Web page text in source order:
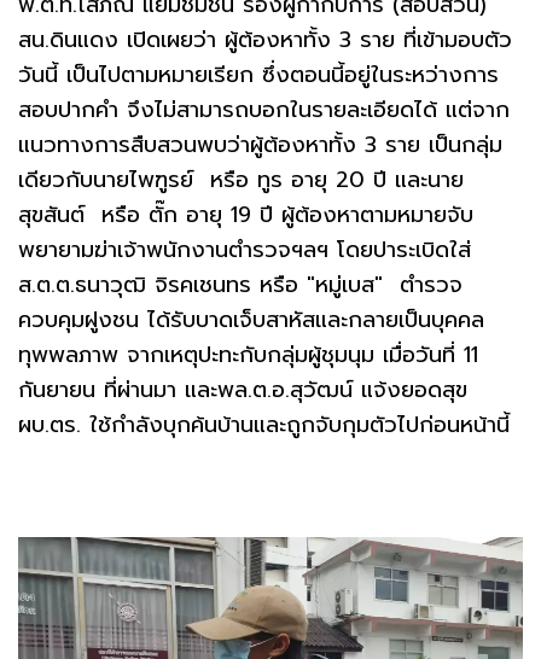
สน.ดินแดง เปิดเผยว่า ผู้ต้องหาทั้ง 3 ราย ที่เข้ามอบตัว
วันนี้ เป็นไปตามหมายเรียก ซึ่งตอนนี้อยู่ในระหว่างการ
สอบปากคำ จึงไม่สามารถบอกในรายละเอียดได้ แต่จาก
แนวทางการสืบสวนพบว่าผู้ต้องหาทั้ง 3 ราย เป็นกลุ่ม
เดียวกับนายไพฑูรย์ หรือ ทูร อายุ 20 ปี และนาย
สุขสันต์ หรือ ตั๊ก อายุ 19 ปี ผู้ต้องหาตามหมายจับ
พยายามฆ่าเจ้าพนักงานตำรวจฯลฯ โดยปาระเบิดใส่
ส.ต.ต.ธนาวุฒิ จิรคเชนทร​ หรือ "หมู่เบส" ตำรวจ
ควบคุมฝูงชน ได้รับบาดเจ็บสาหัสและกลายเป็นบุคคล
ทุพพลภาพ จากเหตุปะทะกับกลุ่มผู้ชุมนุม เมื่อวันที่ 11
กันยายน ที่ผ่านมา และพล.ต.อ.สุวัฒน์ แจ้งยอดสุข
ผบ.ตร. ใช้กำลังบุกค้นบ้านและถูกจับกุมตัวไปก่อนหน้านี้​